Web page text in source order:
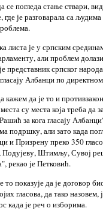
се погледа стање ствари,
је разговарала са
листа је у српским
али проблем
представник српског
Албанци по
кажем да је то и
су места која треба да
за кога гласају
подршку, али зато када
и Призрену преко 350
Подујеву, Штимљу, Сувој
рекао је Петковић.
то показује да је договор
гласова, да тако
када је реч о изборима.